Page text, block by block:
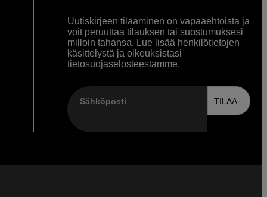
Uutiskirjeen tilaaminen on vapaaehtoista ja
voit peruuttaa tilauksen tai suostumuksesi
milloin tahansa. Lue lisää henkilötietojen
käsittelystä ja oikeuksistasi
tietosuojaselosteestamme.
Sähköposti TILAA